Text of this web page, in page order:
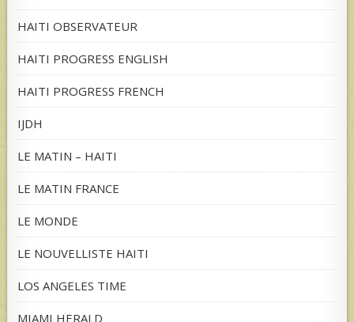
HAITI OBSERVATEUR
HAITI PROGRESS ENGLISH
HAITI PROGRESS FRENCH
IJDH
LE MATIN – HAITI
LE MATIN FRANCE
LE MONDE
LE NOUVELLISTE HAITI
LOS ANGELES TIME
MIAMI HERALD